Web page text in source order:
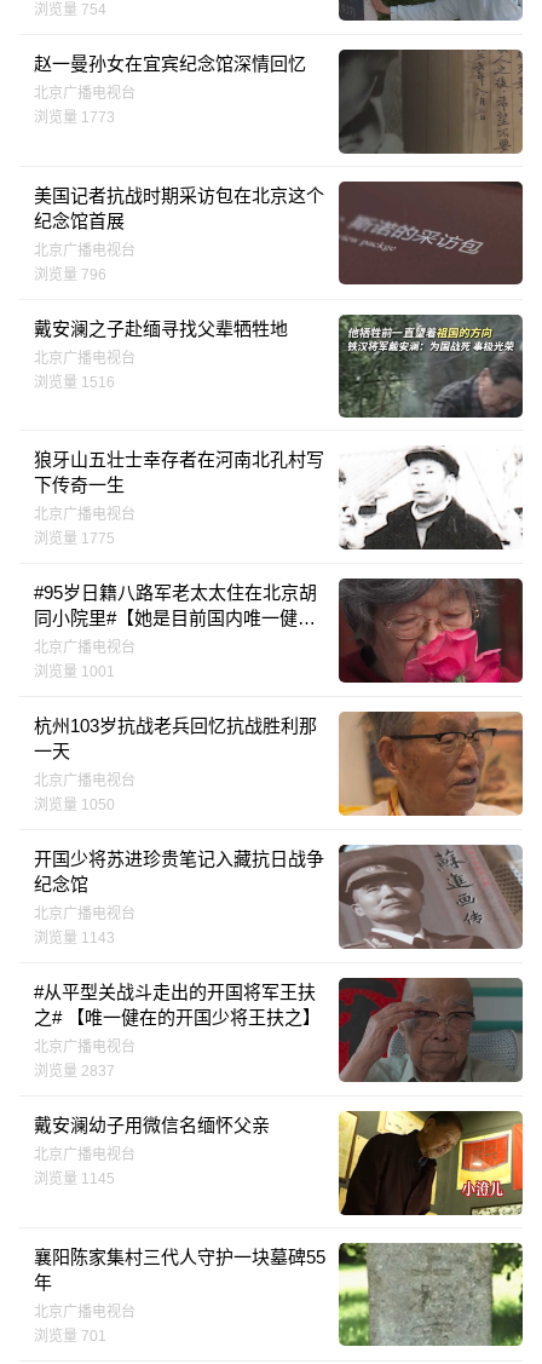
浏览量 754
赵一曼孙女在宜宾纪念馆深情回忆
北京广播电视台
浏览量 1773
美国记者抗战时期采访包在北京这个
纪念馆首展
北京广播电视台
浏览量 796
戴安澜之子赴缅寻找父辈牺牲地
北京广播电视台
浏览量 1516
狼牙山五壮士幸存者在河南北孔村写
下传奇一生
北京广播电视台
浏览量 1775
#95岁日籍八路军老太太住在北京胡
同小院里#【她是目前国内唯一健在
的日籍八路军，在中国一待就是八十
年】
北京广播电视台
浏览量 1001
杭州103岁抗战老兵回忆抗战胜利那
一天
北京广播电视台
浏览量 1050
开国少将苏进珍贵笔记入藏抗日战争
纪念馆
北京广播电视台
浏览量 1143
#从平型关战斗走出的开国将军王扶
之# 【唯一健在的开国少将王扶之】
北京广播电视台
浏览量 2837
戴安澜幼子用微信名缅怀父亲
北京广播电视台
浏览量 1145
襄阳陈家集村三代人守护一块墓碑55
年
北京广播电视台
浏览量 701